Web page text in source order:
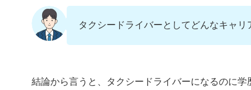
タクシードライバーとしてどんなキャリ
結論から言うと、タクシードライバーになるのに学